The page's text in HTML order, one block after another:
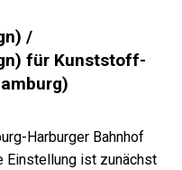
/
für Kunststoff-
Harburger Bahnhof
Einstellung ist zunächst